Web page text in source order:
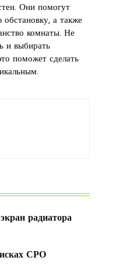
Они помогут
а также
комнаты. Не
и выбирать
поможет сделать
радиатора
СРО